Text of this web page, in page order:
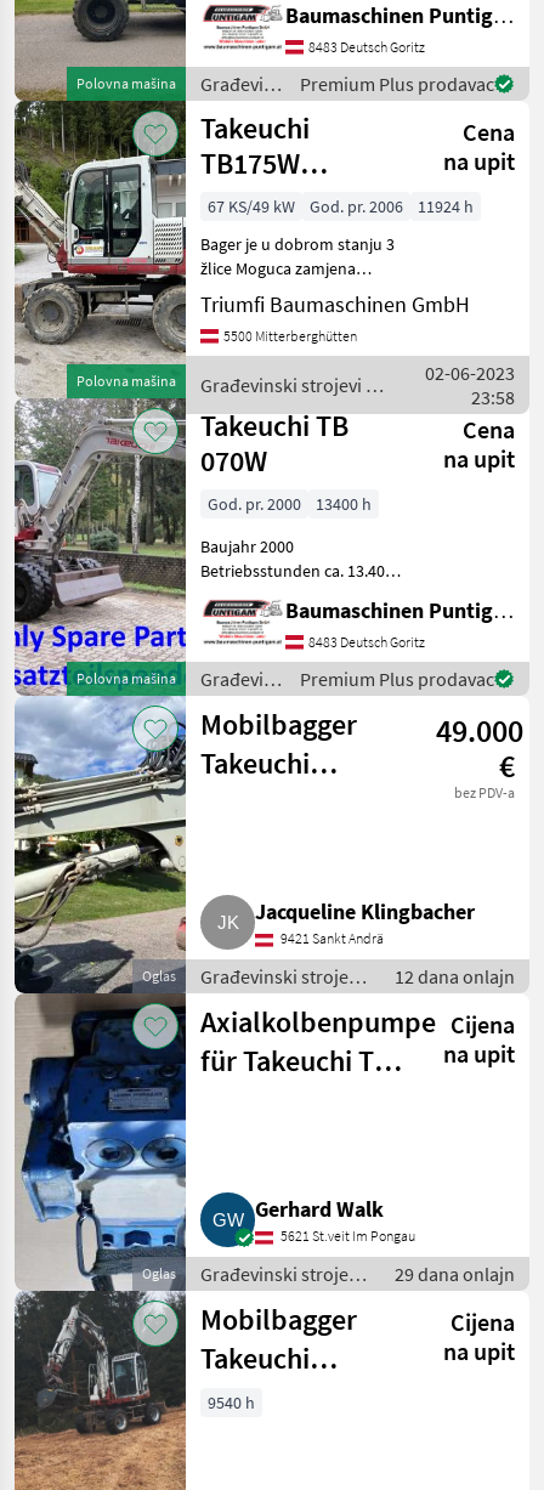
Polovna mašina
Böschungslöffel,
Straßenzulassung,
Eigengewicht: 10.800kg.
Referenznummer: 2283
Baumaschinen Puntiga
Baumaschinen Puntigam GmbH
8483 Deutsch Goritz
Građevinski
strojevi /
Takeuchi
Premium Plus prodavac
Polovna mašina
Takeuchi
TB175W
električni nagib
Cena
na upit
67 KS/49 kW God. pr. 2006
11924 h
Bager je u dobrom stanju 3
žlice Moguca zamjena
Građevinski strojevi Mobilni
bageri
Triumfi Baumaschinen GmbH
5500 Mitterberghütten
Građevinski strojevi /
Takeuchi
02-06-2023
23:58
Polovna mašina
Takeuchi TB
070W
Cena
na upit
God. pr. 2000
13400 h
Baujahr 2000
Betriebsstunden ca. 13.400
Schlachten/Ersatzteilträger!
Baumaschinen Puntigam
GmbH Unser Spezialgebiet:
Ankauf - Verkauf -
Vermietung
Baumaschinen Puntigam GmbH
8483 Deutsch Goritz
Građevinski
strojevi /
Takeuchi
Premium Plus prodavac
Oglas
Mobilbagger
Takeuchi
49.000
€
bez PDV-a
Jacqueline Klingbacher
9421 Sankt Andrä
Građevinski strojevi
/ Mobilni bageri
12 dana onlajn
Oglas
Axialkolbenpumpe
für Takeuchi TB
Cijena
na upit
Gerhard Walk
5621 St.veit Im Pongau
Građevinski strojevi
/ Mobilni bageri
29 dana onlajn
Mobilbagger
Takeuchi
TB175W
Cijena
na upit
9540 h